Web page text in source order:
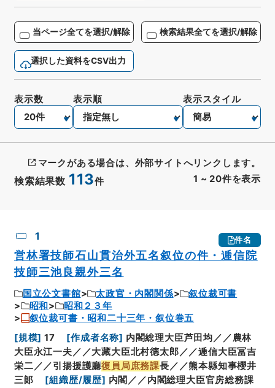
当ページ全てを選択/解除 検索結果全てを選択/解除
選択した資料をCSV出力
検索結果数 113件 1 ~ 20件を表示
表示数 表示順 表示スタイル
マークがある場合は、外部サイトへリンクします。
1 件名
営林署技師石山貫治外五名叙位の件・逓信院
技師三池良親外三名
国立公文書館 太政官・内閣関係
叙位裁可書
昭和
昭和２３年
叙位裁可書・昭和二十三年・叙位巻五
[規模] 17 [作成者名称] 内閣総理大臣芦田均／／農林
大臣永江一夫／／大藏大臣北村德太郎／／逓信大臣冨吉
栄二／／引揚援護廳復員局庶務課長／／熊本縣知事櫻井
三郞
[組織歴/履歴] 内閣／／内閣総理大臣官房総務課